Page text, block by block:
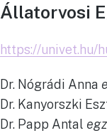
Állatorvosi
https://
Dr. Nógrádi Anna
Dr. Kanyorszki
Dr. Papp Antal